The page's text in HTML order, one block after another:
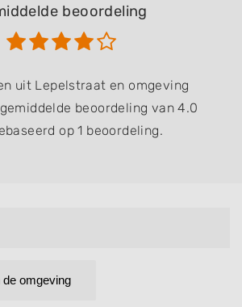
beoordeling
uit Lepelstraat en omgeving
beoordeling van 4.0
op 1 beoordeling.
de omgeving